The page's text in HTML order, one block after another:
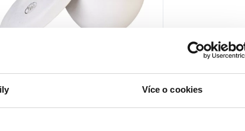
Více o cookies
19 ml. Teplotní odolnost do 1000